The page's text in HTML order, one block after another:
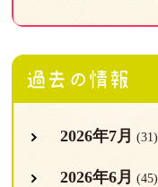
過去の情報
2026年7月 (31)
2026年6月 (45)